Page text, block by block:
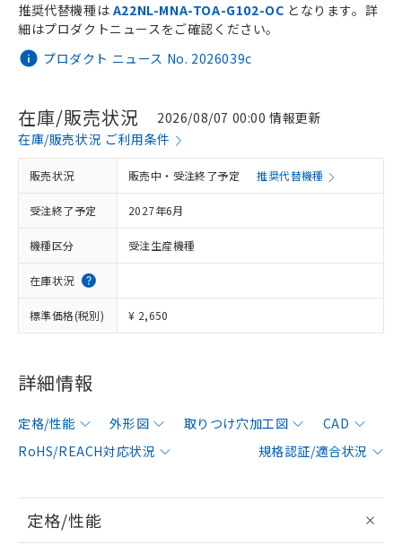
プロダクト ニュース No. 2026039c
推奨代替機種は A22NL-MNA-TOA-G102-OC となります。詳
細はプロダクトニュースをご確認ください。
在庫/販売状況
2026/08/07 00:00 情報更新
在庫/販売状況 ご利用条件
販売状況 販売中・受注終了予定 推奨代替機種
受注終了予定 2027年6月
機種区分 受注生産機種
在庫状況
標準価格(税別) ¥ 2,650
詳細情報
定格/性能 外形図 取りつけ穴加工図
CAD
RoHS/REACH対応状況
規格認証/適合状況
定格/性能